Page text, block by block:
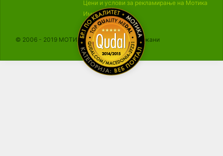
Цени и услови за рекламирање на Мотика
Импресум
© 2006 - 2019 МОТИКА, Сите права се задржани